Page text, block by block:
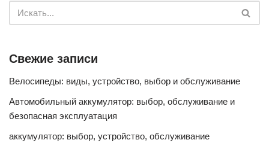
Свежие записи
Велосипеды: виды, устройство, выбор и обслуживание
Автомобильный аккумулятор: выбор, обслуживание и
безопасная эксплуатация
аккумулятор: выбор, устройство, обслуживание